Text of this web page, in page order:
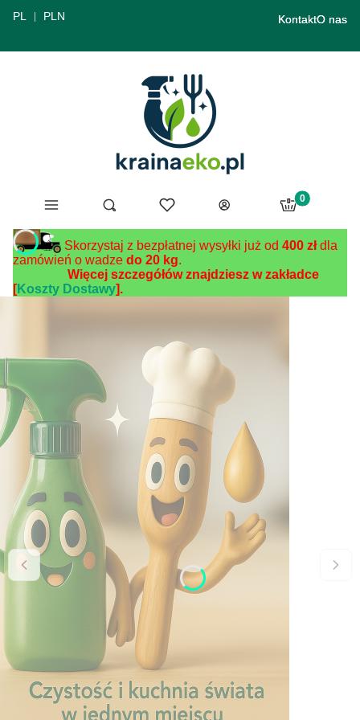
PL PLN KontaktO nas
Menu Otwórz wyszukiwarkę
Szukaj Ulubione
Zaloguj się
Produkty w
Koszyk
Skorzystaj z bezpłatnej wysyłki już od 400 złdla
zamówień o wadze do 20 kg.
Więcej szczegółów znajdziesz w zakładce
[Koszty Dostawy].